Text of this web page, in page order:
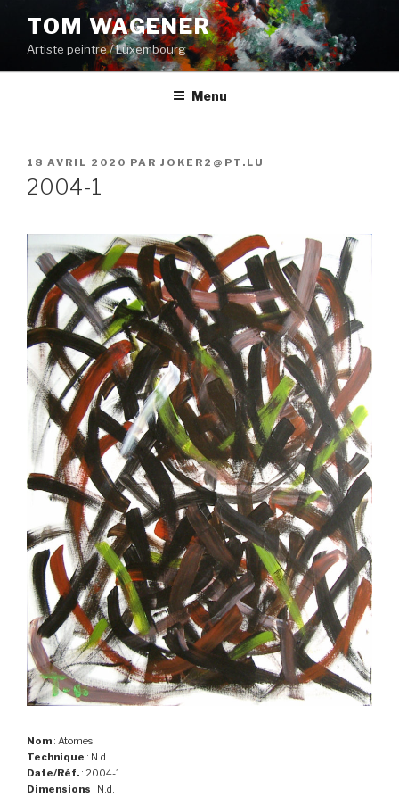
contenu
principal
TOM WAGENER
Artiste peintre / Luxembourg
Menu
PUBLIÉ
LE
18 AVRIL 2020 PAR JOKER2@PT.LU
2004-1
Nom : Atomes
Technique : N.d.
Date/Réf. : 2004-1
Dimensions : N.d.